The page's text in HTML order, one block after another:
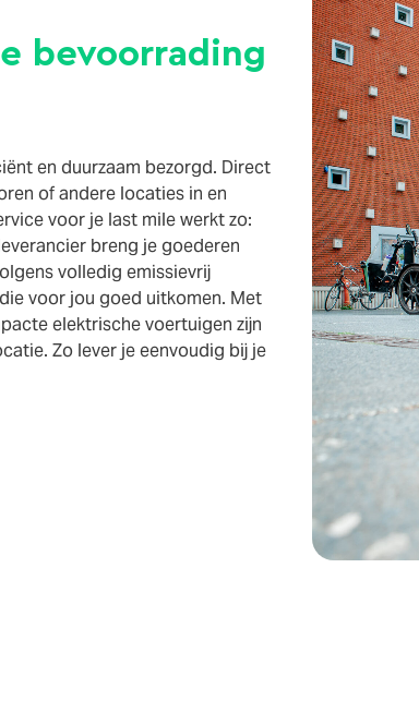
bevoorrading
en duurzaam bezorgd. Direct
of andere locaties in en
voor je last mile werkt zo:
breng je goederen
volledig emissievrij
voor jou goed uitkomen. Met
elektrische voertuigen zijn
Zo lever je eenvoudig bij je